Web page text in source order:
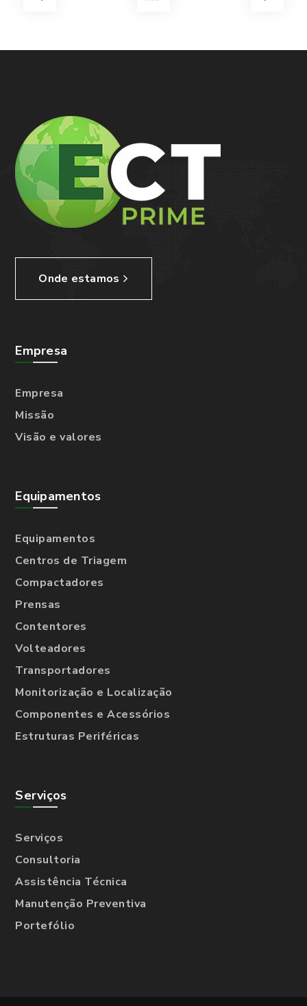
Onde estamos
Empresa
Empresa
Missão
Visão e valores
Equipamentos
Equipamentos
Centros de Triagem
Compactadores
Prensas
Contentores
Volteadores
Transportadores
Monitorização e Localização
Componentes e Acessórios
Estruturas Periféricas
Serviços
Serviços
Consultoria
Assistência Técnica
Manutenção Preventiva
Portefólio